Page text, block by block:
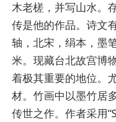
木老槎，并写山水。
传是他的作品。诗文
轴，北宋，绢本，墨
米。现藏台北故宫博
着极其重要的地位。
材。竹画中以墨竹居
传世之作。作者采用